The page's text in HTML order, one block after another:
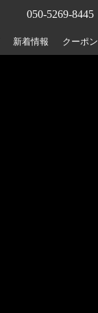
050-5269-8445
新着情報 クーポン